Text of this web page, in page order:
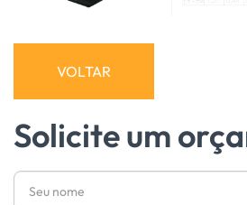
VOLTAR
Solicite um
Nome